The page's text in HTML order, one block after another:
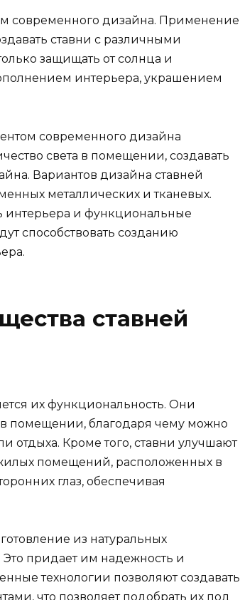
современного дизайна. Применение
ставни с различными
защищать от солнца и
интерьера, украшением
современного дизайна
света в помещении, создавать
Вариантов дизайна ставней
металлических и тканевых.
интерьера и функциональные
способствовать созданию
ставней
их функциональность. Они
помещении, благодаря чему можно
отдыха. Кроме того, ставни улучшают
помещений, расположенных в
глаз, обеспечивая
из натуральных
придает им надежность и
технологии позволяют создавать
что позволяет подобрать их под